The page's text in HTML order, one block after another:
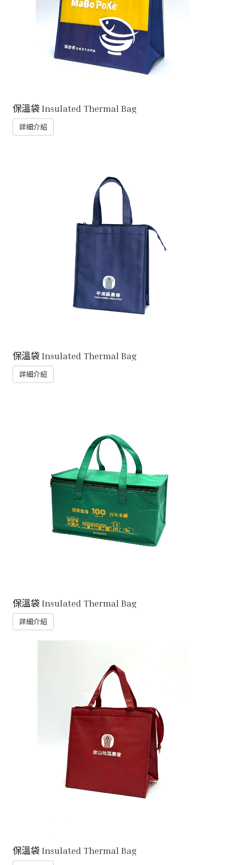
保溫袋 Insulated Thermal Bag
詳細介紹
保溫袋 Insulated Thermal Bag
詳細介紹
保溫袋 Insulated Thermal Bag
詳細介紹
保溫袋 Insulated Thermal Bag